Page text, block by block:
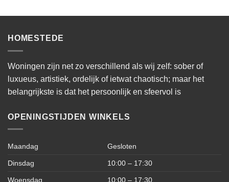
HOMESTEDE
Woningen zijn net zo verschillend als wij zelf: sober of
luxueus, artistiek, ordelijk of ietwat chaotisch; maar het
belangrijkste is dat het persoonlijk en sfeervol is
OPENINGSTIJDEN WINKELS
Maandag Gesloten
Dinsdag 10:00 – 17:30
Woensdag 10:00 – 17:30